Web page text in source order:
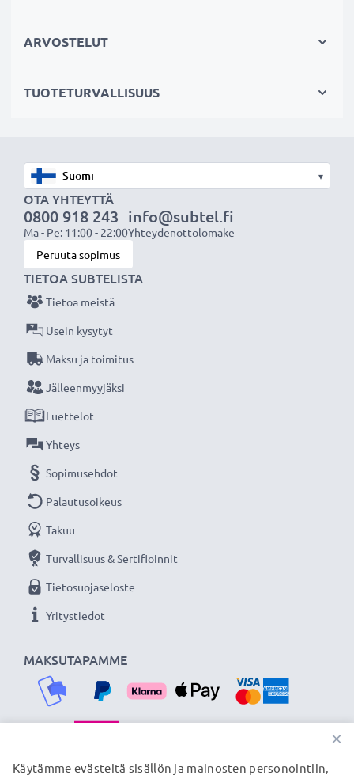
laturi tukee akun hellävaraista latausta ja pitkäikäistä
oikein tupakansytyttimeen
✔ Pienikokoinen: sopii erinomaisesti autoon
Tekniset tiedot:
Tuotemerkki: subtel autolaturi
Tulo / Input:12V / 24V
Liitäntä 1:Mini USB
Lähtöjännite / Output Volttia:
Teho / Power Watt:
Kaapelin pituus:1.5m
★ 3 vuoden takuu ★
Olemme vuonna 2004 perustettu kansainvälinen
verkkokauppa, joka tarjoaa laadukkaita tuotteita, ja
siksi tarjoamme 36 kuukauden takuun!
ARVOSTELUT
TUOTETURVALLISUUS
▾
OTA YHTEYTTÄ
0800 918 243
Ma - Pe: 11:00 - 22:00
info@subtel.fi
Yhteydenottolomake
Peruuta sopimus
MAKSUTAPAMME
TIETOA SUBTELISTA
Tietoa meistä
Usein kysytyt
Maksu ja toimitus
Jälleenmyyjäksi
Luettelot
Yhteys
Sopimusehdot
Palautusoikeus
Takuu
Turvallisuus & Sertifioinnit
Tietosuojaseloste
Yritystiedot
TOIMITUSKUMPPANIMME
×
Käytämme evästeitä sisällön ja mainosten personointiin,